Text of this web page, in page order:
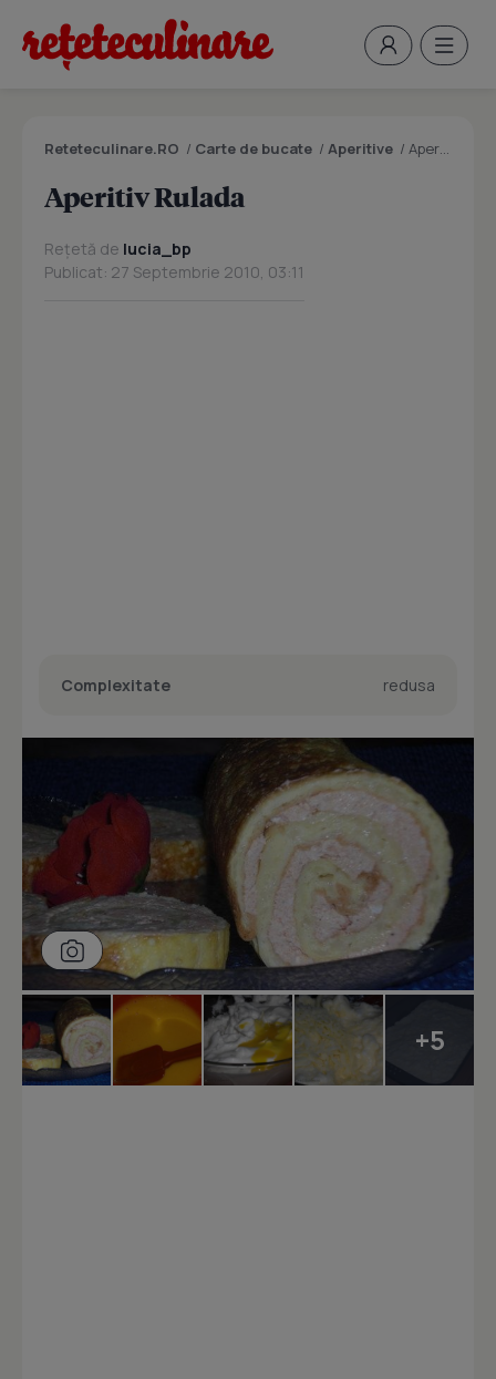
Reteteculinare.RO / Carte de bucate / Aperitive / Aperitiv Rulada
Aperitiv Rulada
Rețetă de lucia_bp
Publicat: 27 Septembrie 2010, 03:11
Complexitate redusa
+5